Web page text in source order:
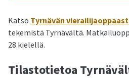
-Katso Tyrnävän
tekemistä Tyrnävältä.
28 kielellä.
Tilastotietoa